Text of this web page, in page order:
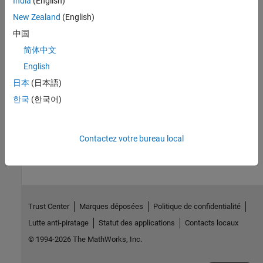
R2024b)
Determine if point shapes are within an area of interest.
R2024b)
Related Information
Vector Data
New Zealand (English)
中国
简体中文
English
日本 (日本語)
한국 (한국어)
Contactez votre bureau local
Trust Center Marques déposées
Politique de confidentialité
Lutte anti-piratage
Statut des applications
Contacts locaux
© 1994-2026 The MathWorks, Inc.